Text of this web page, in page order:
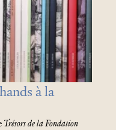
à la
Trésors de la Fondation